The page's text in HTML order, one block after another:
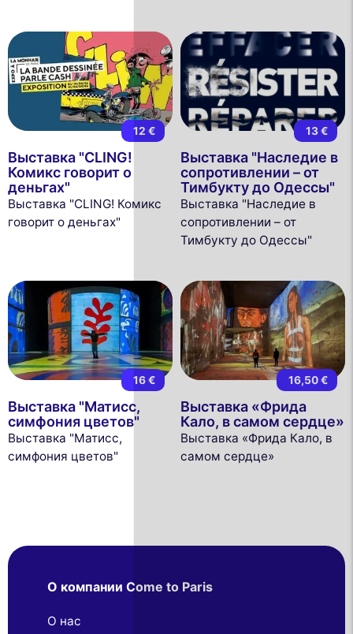
12 €
Выставка "CLING!
Комикс говорит о
деньгах"
Выставка "CLING! Комикс
говорит о деньгах"
13 €
Выставка "Наследие в
сопротивлении – от
Тимбукту до Одессы"
Выставка "Наследие в
сопротивлении – от
Тимбукту до Одессы"
16 €
Выставка "Матисс,
симфония цветов"
Выставка "Матисс,
симфония цветов"
16,50 €
Выставка «Фрида
Кало, в самом сердце»
Выставка «Фрида Кало, в
самом сердце»
О компании Come to Paris
О нас